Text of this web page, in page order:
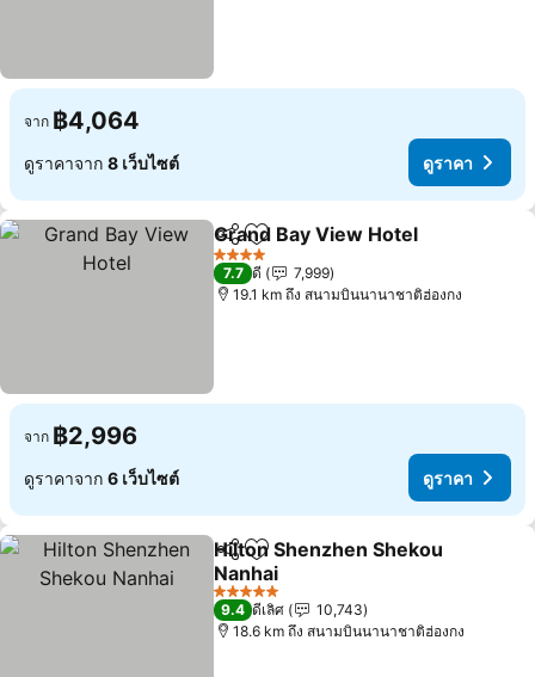
จาก ฿4,064
ดูราคาจาก 8 เว็บไซต์ ดูราคา
แชร์ เพิ่มในรายการโปรด
Grand Bay View Hotel
4 ดาว
7.7 ดี
7,999
19.1 km ถึง สนามบินนานาชาติฮ่องกง
จาก ฿2,996
ดูราคาจาก 6 เว็บไซต์ ดูราคา
แชร์ เพิ่มในรายการโปรด
Hilton Shenzhen Shekou
Nanhai
ดูราคา
5 ดาว
9.4 ดีเลิศ
10,743
18.6 km ถึง สนามบินนานาชาติฮ่องกง